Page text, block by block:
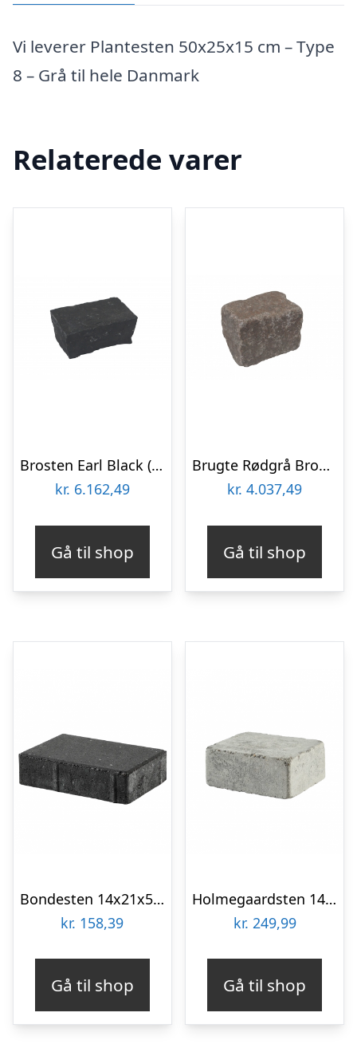
Vi leverer Plantesten 50x25x15 cm – Type
8 – Grå til hele Danmark
Relaterede varer
Brosten Earl Black (Sort) 14 x 21 x 10 cm i kasse m. 130 stk
kr. 6.162,49
Gå til shop
Brugte Rødgrå Brosten Bigbag 1000 kg. 14 x 21 x 14 cm
kr. 4.037,49
Gå til shop
Bondesten 14x21x5 cm Sort/Antracit
kr. 158,39
Gå til shop
Holmegaardsten 14×10,5×5 cm – Halve – Grå
kr. 249,99
Gå til shop